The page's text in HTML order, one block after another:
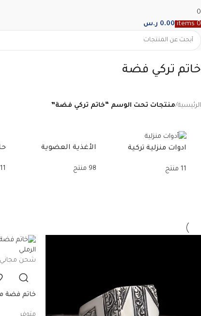
0
0
items
0.00 ر.س
خاتم تركي فضة
الرئيسية/منتجات تحت الوسم “خاتم تركي فضة”
ادوات منزلية تركية
11 منتج
الأغذية العضوية
98 منتج 11 منتج
شحن مجاني
خاتم فضة